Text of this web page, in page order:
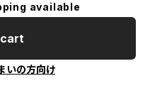
available
いの方向け